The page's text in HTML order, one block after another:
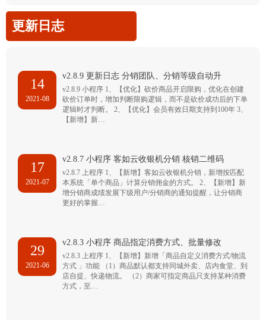
更新日志
14
2021-08
v2.8.9 更新日志 分销团队、分销等级自动升
v2.8.9 小程序 1、【优化】砍价商品开启限购，优化在创建
砍价订单时，增加判断限购逻辑，而不是砍价成功后的下单
逻辑时才判断。 2、【优化】会员有效日期支持到100年 3、
【新增】新…
17
2021-07
v2.8.7 小程序 客如云收银机分销 核销二维码
v2.8.7 上程序 1、【新增】客如云收银机分销，新增按匹配
本系统「单个商品」计算分销佣金的方式。 2、【新增】新
增分销商成绩发展下级用户/分销商的通知提醒，让分销商
更好的掌握…
29
2021-06
v2.8.3 小程序 商品指定消费方式、批量修改
v2.8.3 上程序 1、【新增】新增「商品自定义消费方式/物流
方式 」功能 （1）商品默认都支持同城外卖、店内食堂、到
店自提、快递物流。 （2）商家可指定商品只支持某种消费
方式，至…